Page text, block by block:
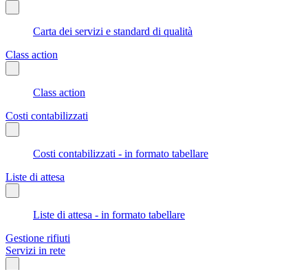
Carta dei servizi e standard di qualità
Class action
Class action
Costi contabilizzati
Costi contabilizzati - in formato tabellare
Liste di attesa
Liste di attesa - in formato tabellare
Gestione rifiuti
Servizi in rete